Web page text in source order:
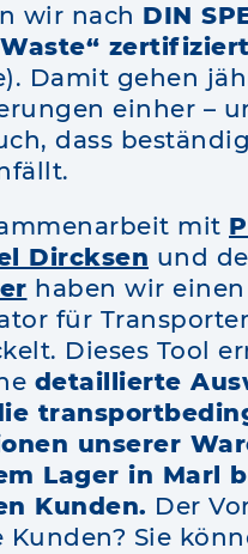
wir nach DIN
zertifiziert
Damit gehen
einher –
dass
mit
Dircksen und
haben wir einen
für
Dieses Tool
detaillierte
unserer
Lager in Marl
Kunden. Der
Kunden? Sie